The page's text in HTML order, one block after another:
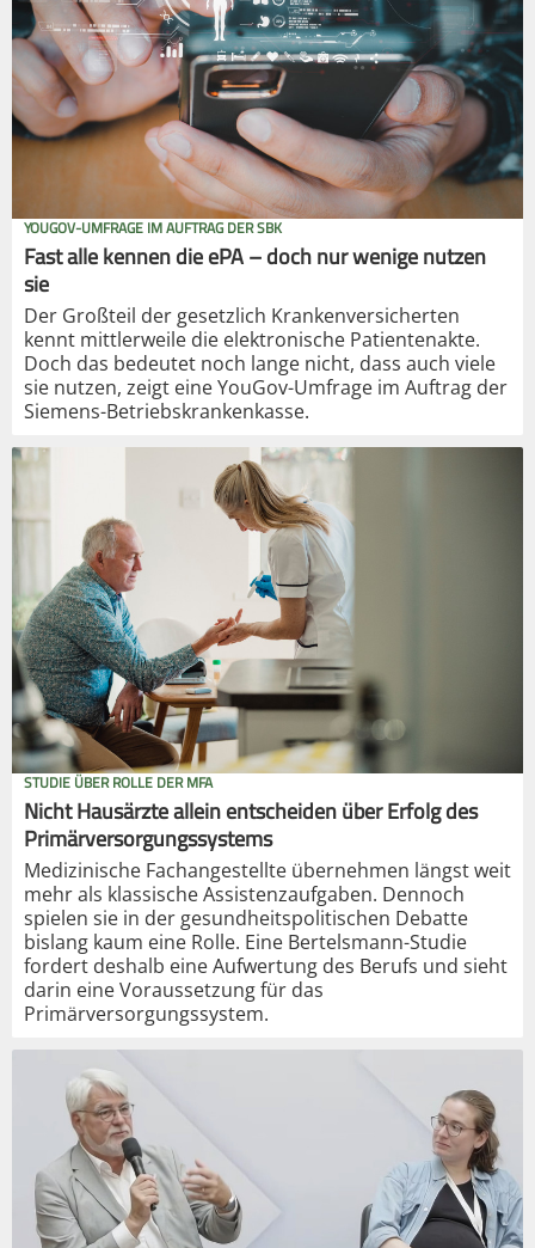
YOUGOV-UMFRAGE IM AUFTRAG DER SBK
Fast alle kennen die ePA – doch nur wenige nutzen
sie
Der Großteil der gesetzlich Krankenversicherten
kennt mittlerweile die elektronische Patientenakte.
Doch das bedeutet noch lange nicht, dass auch viele
sie nutzen, zeigt eine YouGov-Umfrage im Auftrag der
Siemens-Betriebskrankenkasse.
STUDIE ÜBER ROLLE DER MFA
Nicht Hausärzte allein entscheiden über Erfolg des
Primärversorgungssystems
Medizinische Fachangestellte übernehmen längst weit
mehr als klassische Assistenzaufgaben. Dennoch
spielen sie in der gesundheitspolitischen Debatte
bislang kaum eine Rolle. Eine Bertelsmann-Studie
fordert deshalb eine Aufwertung des Berufs und sieht
darin eine Voraussetzung für das
Primärversorgungssystem.